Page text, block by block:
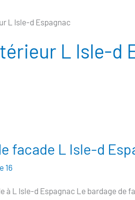
L Isle-d Espagnac
L Isle-d
facade L Isle-d
16
à L Isle-d Espagnac Le bardage de